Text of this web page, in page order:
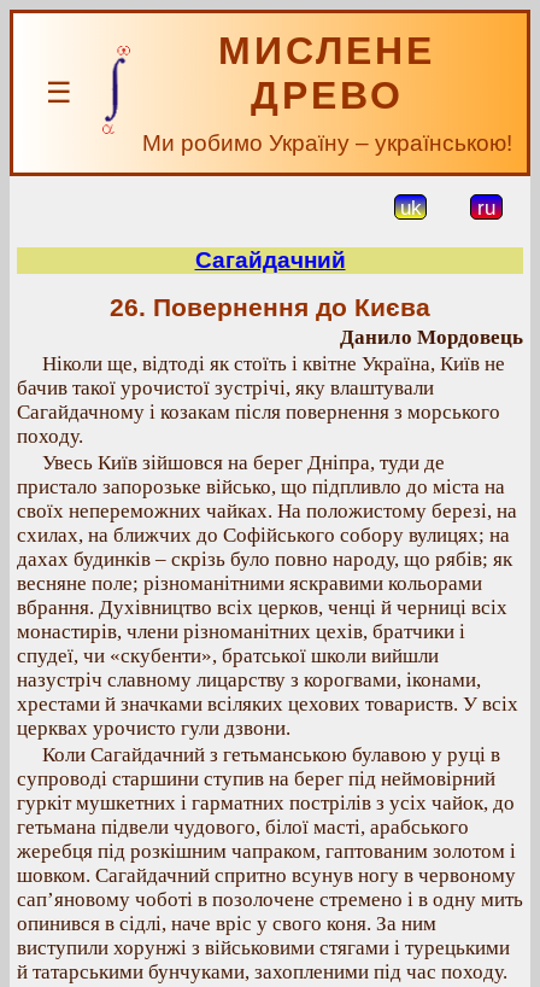
☰
МИСЛЕНЕ
ДРЕВО
Ми робимо Україну – українською!
uk ru
Сагайдачний
26. Повернення до Києва
Данило Мордовець
Ніколи ще, відтоді як стоїть і квітне Україна, Київ не
бачив такої урочистої зустрічі, яку влаштували
Сагайдачному і козакам після повернення з морського
походу.
Увесь Київ зійшовся на берег Дніпра, туди де
пристало запорозьке військо, що підпливло до міста на
своїх непереможних чайках. На положистому березі, на
схилах, на ближчих до Софійського собору вулицях; на
дахах будинків – скрізь було повно народу, що рябів; як
весняне поле; різноманітними яскравими кольорами
вбрання. Духівництво всіх церков, ченці й черниці всіх
монастирів, члени різноманітних цехів, братчики і
спудеї, чи «скубенти», братської школи вийшли
назустріч славному лицарству з корогвами, іконами,
хрестами й значками всіляких цехових товариств. У всіх
церквах урочисто гули дзвони.
Коли Сагайдачний з гетьманською булавою у руці в
супроводі старшини ступив на берег під неймовірний
гуркіт мушкетних і гарматних пострілів з усіх чайок, до
гетьмана підвели чудового, білої масті, арабського
жеребця під розкішним чапраком, гаптованим золотом і
шовком. Сагайдачний спритно всунув ногу в червоному
сап’яновому чоботі в позолочене стремено і в одну мить
опинився в сідлі, наче вріс у свого коня. За ним
виступили хорунжі з військовими стягами і турецькими
й татарськими бунчуками, захопленими під час походу.